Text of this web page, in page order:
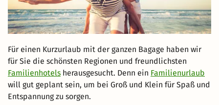
Für einen Kurzurlaub mit der ganzen Bagage haben wir
für Sie die schönsten Regionen und freundlichsten
Familienhotels herausgesucht. Denn ein Familienurlaub
will gut geplant sein, um bei Groß und Klein für Spaß und
Entspannung zu sorgen.